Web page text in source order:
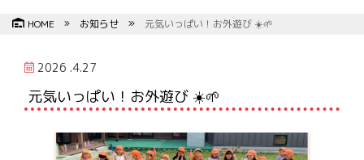
HOME お知らせ 元気いっぱい！お外遊び ☀️🌱
2026 .4.27
元気いっぱい！お外遊び ☀️🌱